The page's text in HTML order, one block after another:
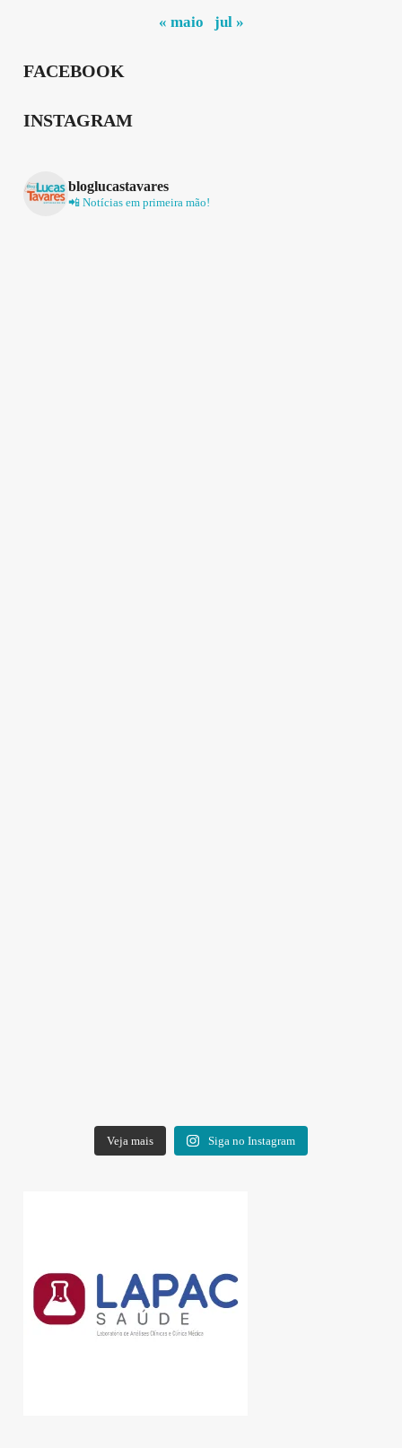
« maio jul »
FACEBOOK
INSTAGRAM
bloglucastavares
📲 Notícias em primeira mão!
Veja mais Siga no Instagram